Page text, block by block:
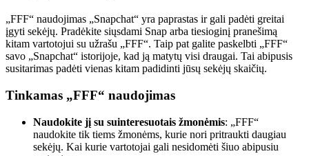
„FFF“ naudojimas „Snapchat“ yra paprastas ir gali padėti greitai
įgyti sekėjų. Pradėkite siųsdami Snap arba tiesioginį pranešimą
kitam vartotojui su užrašu „FFF“. Taip pat galite paskelbti „FFF“
savo „Snapchat“ istorijoje, kad ją matytų visi draugai. Tai abipusis
susitarimas padėti vienas kitam padidinti jūsų sekėjų skaičių.
Tinkamas „FFF“ naudojimas
Naudokite jį su suinteresuotais žmonėmis: „FFF“
naudokite tik tiems žmonėms, kurie nori pritraukti daugiau
sekėjų. Kai kurie vartotojai gali nesidomėti šiuo abipusiu